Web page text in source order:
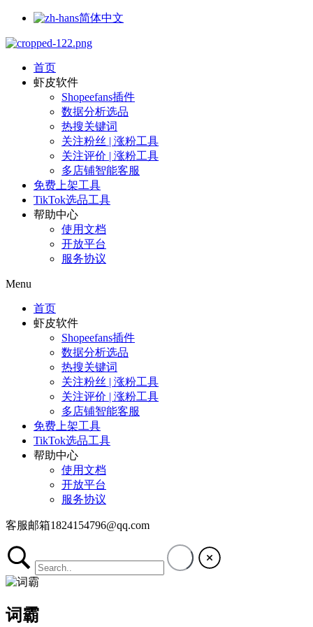
简体中文
首页
虾皮软件
Shopeefans插件
数据分析选品
热搜关键词
关注粉丝 | 涨粉工具
关注评价 | 涨粉工具
多店铺智能客服
免费上架工具
TikTok选品工具
帮助中心
使用文档
开放平台
服务协议
Menu
首页
虾皮软件
Shopeefans插件
数据分析选品
热搜关键词
关注粉丝 | 涨粉工具
关注评价 | 涨粉工具
多店铺智能客服
免费上架工具
TikTok选品工具
帮助中心
使用文档
开放平台
服务协议
客服邮箱1824154796@qq.com
词霸